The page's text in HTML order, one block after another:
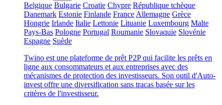
Belgique Bulgarie Croatie Chypre République tchèque
Danemark Estonie Finlande France Allemagne Grèce
Hongrie Irlande Italie Lettonie Lituanie Luxembourg Malte
Pays-Bas Pologne Portugal Roumanie Slovaquie Slovénie
Espagne Suède
Twino est une plateforme de prêt P2P qui facilite les prêts en
ligne aux consommateurs et aux entreprises avec des
mécanismes de protection des investisseurs. Son outil d'Auto-
invest offre une diversification sans tracas basée sur les
critères de l'investisseur.